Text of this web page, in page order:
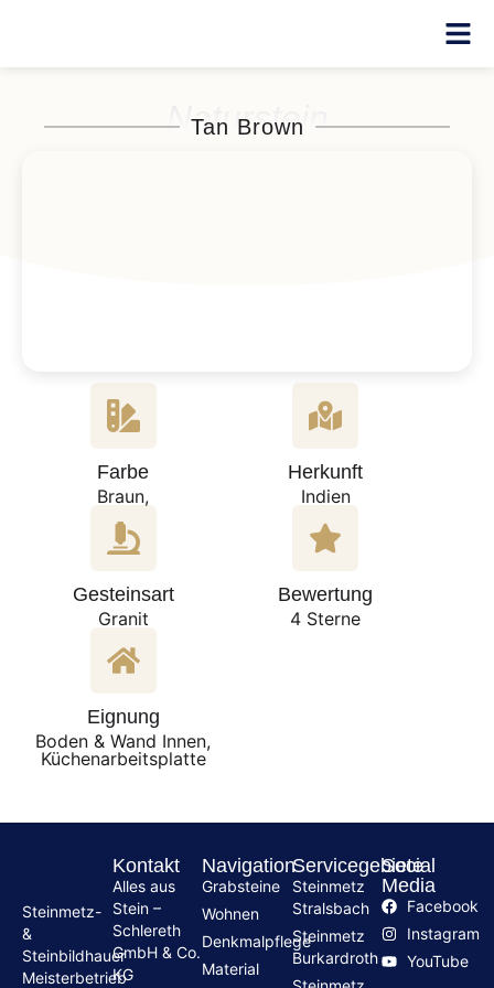
Naturstein
Tan Brown
Farbe
Braun,
Herkunft
Indien
Gesteinsart
Granit
Bewertung
4 Sterne
Eignung
Boden & Wand Innen,
Küchenarbeitsplatte
Steinmetz-
&
Steinbildhauer
Meisterbetrieb
Kontakt
Alles aus
Stein –
Schlereth
GmbH & Co.
KG
Navigation
Grabsteine
Wohnen
Denkmalpflege
Material
Servicegebiete
Steinmetz
Stralsbach
Steinmetz
Burkardroth
Social
Media
Facebook
Instagram
YouTube